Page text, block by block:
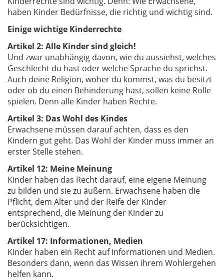
haben Kinder Bedürfnisse, die richtig und wichtig sind.
Einige wichtige Kinderrechte
Artikel 2: Alle Kinder sind gleich!
Und zwar unabhängig davon, wie du aussiehst, welches
Geschlecht du hast oder welche Sprache du sprichst.
Auch deine Religion, woher du kommst, was du besitzt
oder ob du einen Behinderung hast, sollen keine Rolle
spielen. Denn alle Kinder haben Rechte.
Artikel 3: Das Wohl des Kindes
Erwachsene müssen darauf achten, dass es den
Kindern gut geht. Das Wohl der Kinder muss immer an
erster Stelle stehen.
Artikel 12: Meine Meinung
Kinder haben das Recht darauf, eine eigene Meinung
zu bilden und sie zu äußern. Erwachsene haben die
Pflicht, dem Alter und der Reife der Kinder
entsprechend, die Meinung der Kinder zu
berücksichtigen.
Artikel 17: Informationen, Medien
Kinder haben ein Recht auf Informationen und Medien.
Besonders dann, wenn das Wissen ihrem Wohlergehen
helfen kann.